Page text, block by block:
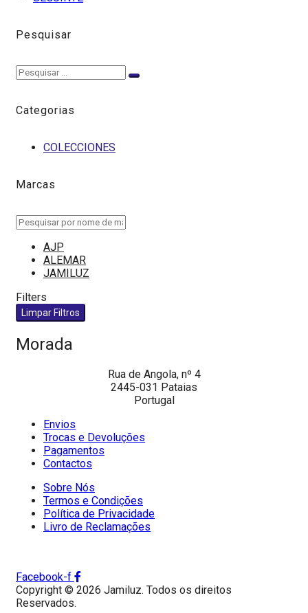
Pesquisar
Pesquisar
por:
Pesquisar
Categorias
COLECCIONES
Marcas
AJP
ALEMAR
JAMILUZ
Filters
Limpar Filtros
Morada
Rua de Angola, nº 4
2445-031 Pataias
Portugal
Envios
Trocas e Devoluções
Pagamentos
Contactos
Sobre Nós
Termos e Condições
Política de Privacidade
Livro de Reclamações
Facebook-f
Copyright © 2026 Jamiluz. Todos os direitos
Reservados.